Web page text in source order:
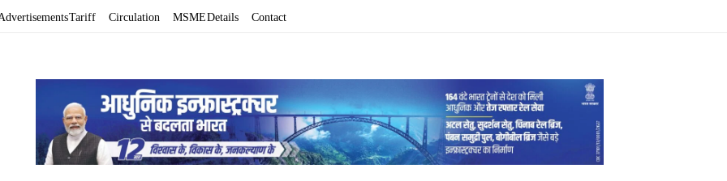
Tariff Circulation MSME Details Contact